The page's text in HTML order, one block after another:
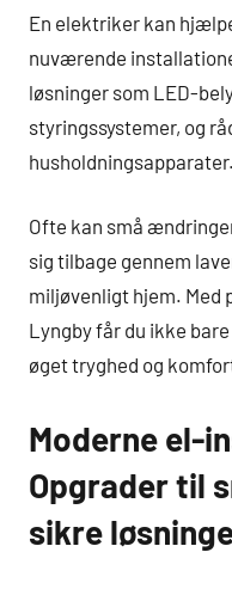
En elektriker kan
nuværende
løsninger som LED-
styringssystemer, og
husholdningsapparater.
Ofte kan små
sig tilbage gennem
miljøvenligt hjem. Med
Lyngby får du ikke
øget tryghed og
Moderne el-
Opgrader til
sikre